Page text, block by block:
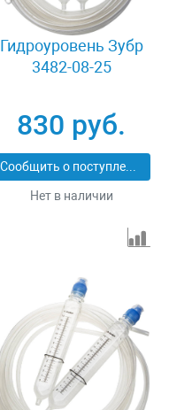
Гидроуровень Зубр
3482-08-25
830 руб.
Сообщить о поступлении
Нет в наличии